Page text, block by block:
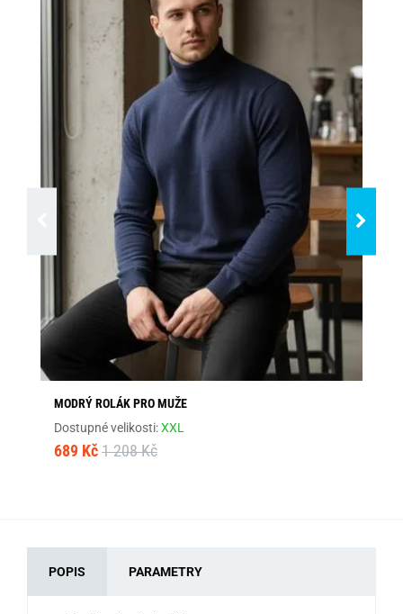
MODRÝ ROLÁK PRO MUŽE
Dostupné velikosti:XXL
689 Kč 1 208 Kč
POPIS PARAMETRY